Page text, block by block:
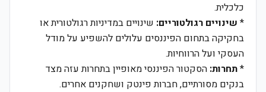
כלכלית.
* שינויים רגולטוריים: שינויים במדיניות רגולטורית או
בחקיקה בתחום הפיננסים עלולים להשפיע על מודל
העסקי ועל הרווחיות.
*תחרות: הסקטור הפיננסי מאופיין בתחרות עזה מצד
בנקים מסורתיים, חברות פינטק ושחקנים אחרים.